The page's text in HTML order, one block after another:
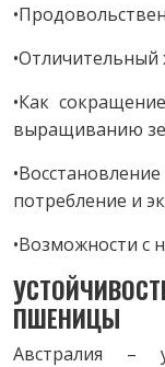
•Отличительный
•Как
выращиванию
потребление и
•Возможности с
ПШЕНИЦЫ
Австралия –